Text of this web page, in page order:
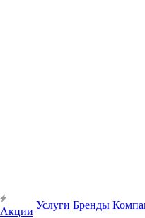
Акции
Услуги Бренды